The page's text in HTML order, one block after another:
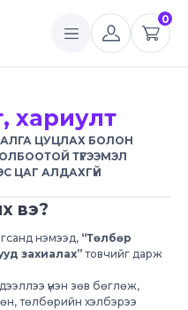
0
хариулт
ЦУЦЛАХ БОЛОН
ТҮГЭЭМЭЛ
ЦАГ АЛДАХГҮЙ
вэ?
нэмээд, “Төлбөр
захиалах”товчийг дарж
үнэн зөв бөглөж,
төлбөрийн хэлбэрээ